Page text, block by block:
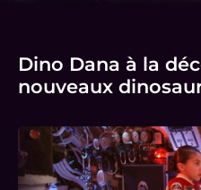
Dino Dana à la
nouveaux